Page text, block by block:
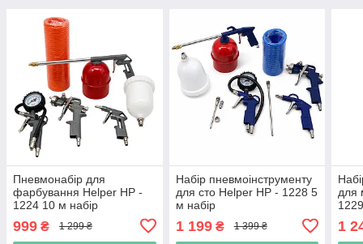
Пневмонабір для
фарбування Helper HP -
1224 10 м набір
пневмо набір
999 ₴ 1 299 ₴
Набір пневмоінструменту
для сто Helper HP - 1228 5
м набір
майстерні
1 199₴ 1 399 ₴
для
1